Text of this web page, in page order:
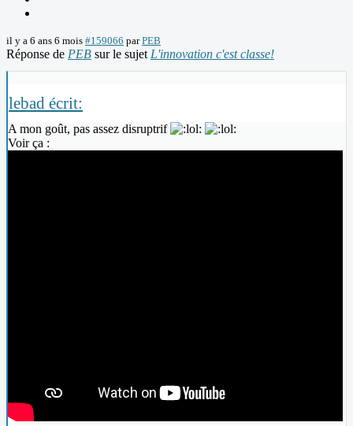
il y a 6 ans 6 mois #159066 parPEB
Réponse de PEB sur le sujet L'innovation c'est classe!
lebad écrit:
A mon goût, pas assez disruptrif
Voir ça :